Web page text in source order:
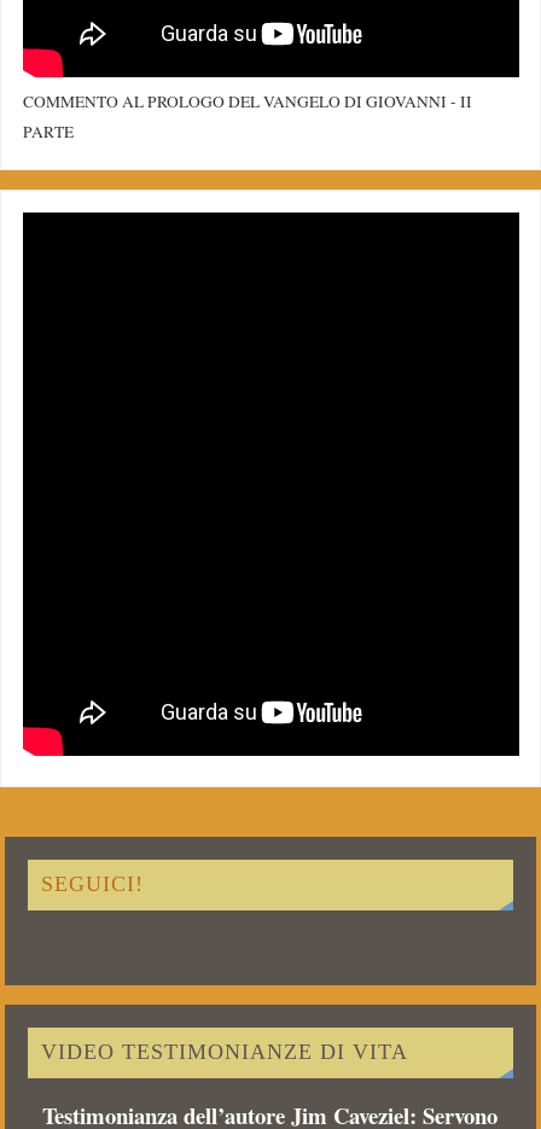
COMMENTO AL PROLOGO DEL VANGELO DI GIOVANNI - II
PARTE
SEGUICI!
VIDEO TESTIMONIANZE DI VITA
Testimonianza dell’autore Jim Caveziel: Servono